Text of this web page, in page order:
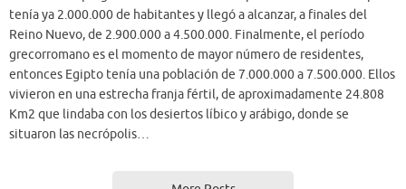
More Posts
[custom-facebook-feed account="603821889708122"
pagetype="page"]